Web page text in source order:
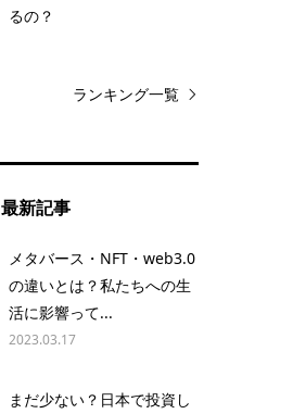
るの？
ランキング一覧
最新記事
メタバース・NFT・web3.0
の違いとは？私たちへの生
活に影響って...
2023.03.17
まだ少ない？日本で投資し